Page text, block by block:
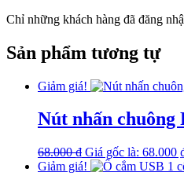
Chỉ những khách hàng đã đăng
Sản phẩm tương tự
Giảm giá!
Nút nhấn chuông
68.000₫ Giá gốc là: 68.000
Giảm giá!